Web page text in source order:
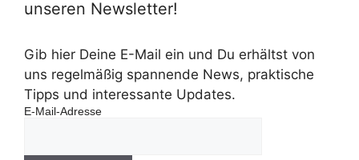
unseren Newsletter!
Gib hier Deine E-Mail ein und Du erhältst von
uns regelmäßig spannende News, praktische
Tipps und interessante Updates.
E-Mail-Adresse